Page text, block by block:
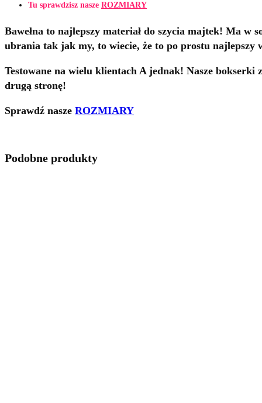
Tu sprawdzisz nasze ROZMIARY
Bawełna to najlepszy materiał do szycia majtek! Ma w
ubrania tak jak my, to wiecie, że to po prostu najlepszy
Testowane na wielu klientach A jednak! Nasze
drugą stronę!
Sprawdź nasze ROZMIARY
Podobne produkty